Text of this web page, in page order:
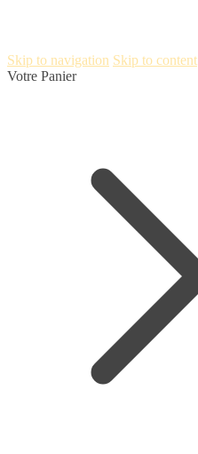
Skip to navigation Skip to content
Votre Panier